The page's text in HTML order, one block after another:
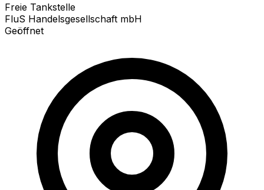
Freie Tankstelle
FluS Handelsgesellschaft mbH
Geöffnet